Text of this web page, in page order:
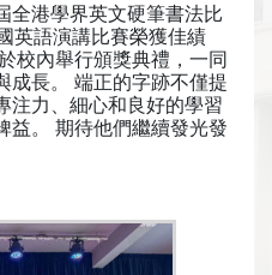
全港學界英文硬筆書法比
英語演講比賽榮獲佳績
校內舉行頒獎典禮，一同
成長。 端正的字跡不僅提
注力、細心和良好的學習
益。 期待他們繼續發光發